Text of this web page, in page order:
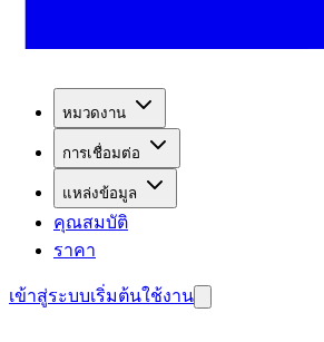
หมวดงาน
การเชื่อมต่อ
แหล่งข้อมูล
คุณสมบัติ
ราคา
เข้าสู่ระบบเริ่มต้นใช้งาน